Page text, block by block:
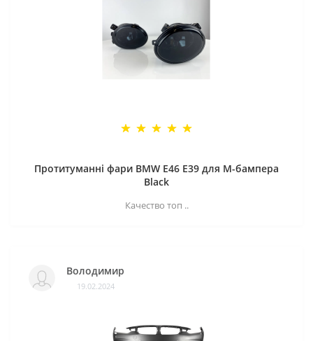
Протитуманні фари BMW E46 E39 для M-бампера
Black
Качество топ ..
Володимир
19.02.2024